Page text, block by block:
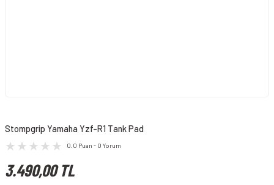
Stompgrip Yamaha Yzf-R1 Tank Pad
0.0 Puan - 0 Yorum
3.490,00 TL